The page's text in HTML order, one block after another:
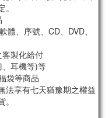
、序號、CD、DVD、
製化給付
耳機等)等
袋等商品
法享有七天猶豫期之權益